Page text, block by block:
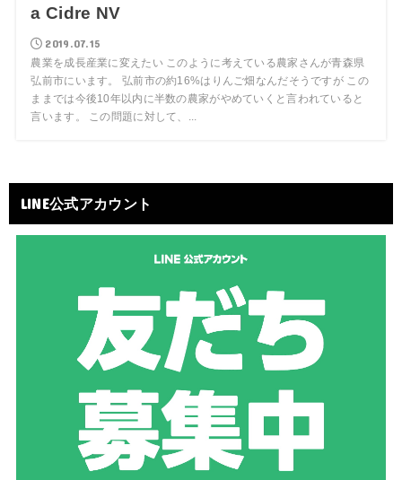
a Cidre NV
2019.07.15
農業を成長産業に変えたい このように考えている農家さんが青森県
弘前市にいます。 弘前市の約16%はりんご畑なんだそうですが この
ままでは今後10年以内に半数の農家がやめていくと言われていると
言います。 この問題に対して、...
LINE公式アカウント